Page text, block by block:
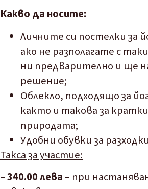
Какво да носите:
Личните си постелки за
ако не разполагате с
ни предварително и ще
решение;
Облекло, подходящо за
както и такова за
природата;
Удобни обувки за
Такса за участие:
–340.00 лева – при